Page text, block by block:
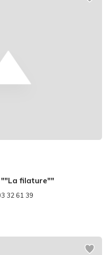
""La filature""
32 61 39